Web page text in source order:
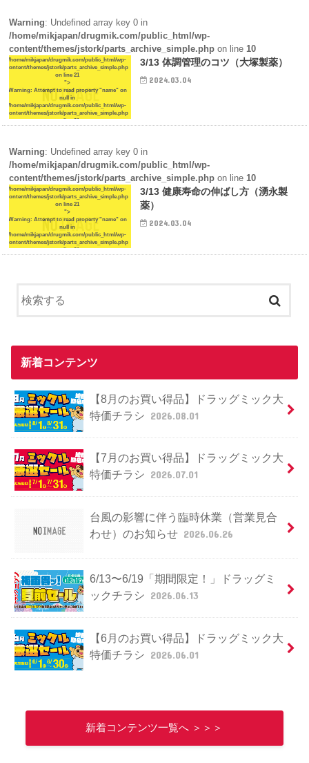
Warning: Undefined array key 0 in
/home/mikjapan/drugmik.com/public_html/wp-
content/themes/jstork/parts_archive_simple.phpon line 10
/home/mikjapan/drugmik.com/public_html/wp-
content/themes/jstork/parts_archive_simple.php
on line21
">
Warning: Attempt to read property "name" on
null in
/home/mikjapan/drugmik.com/public_html/wp-
content/themes/jstork/parts_archive_simple.php
on line21
3/13 体調管理のコツ（大塚製薬）
2024.03.04
Warning: Undefined array key 0 in
/home/mikjapan/drugmik.com/public_html/wp-
content/themes/jstork/parts_archive_simple.phpon line 10
/home/mikjapan/drugmik.com/public_html/wp-
content/themes/jstork/parts_archive_simple.php
on line21
">
Warning: Attempt to read property "name" on
null in
/home/mikjapan/drugmik.com/public_html/wp-
content/themes/jstork/parts_archive_simple.php
on line21
3/13 健康寿命の伸ばし方（湧永製
薬）
2024.03.04
新着コンテンツ
【8月のお買い得品】ドラッグミック大
特価チラシ 2026.08.01
【7月のお買い得品】ドラッグミック大
特価チラシ 2026.07.01
台風の影響に伴う臨時休業（営業見合
わせ）のお知らせ 2026.06.26
6/13〜6/19「期間限定！」ドラッグミ
ックチラシ 2026.06.13
【6月のお買い得品】ドラッグミック大
特価チラシ 2026.06.01
新着コンテンツ一覧へ ＞＞＞